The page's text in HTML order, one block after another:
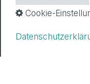
Cookie-